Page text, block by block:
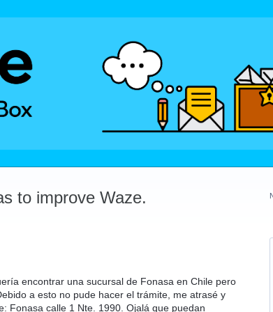
to improve Waze.
encontrar una sucursal de Fonasa en Chile pero
a esto no pude hacer el trámite, me atrasé y
Fonasa calle 1 Nte. 1990. Ojalá que puedan